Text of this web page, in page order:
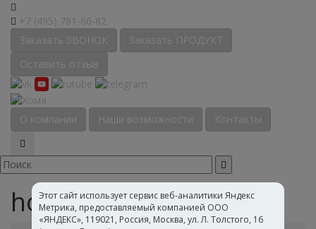
+7 (495) 781-66-82
Заказать ЗВОНОК
Заказать ПРОДУКТ
Оставить отзыв
О компании Наши возможности Контакты
homapud 102W
Этот сайт использует сервис веб-аналитики Яндекс
Метрика, предоставляемый компанией ООО
«ЯНДЕКС», 119021, Россия, Москва, ул. Л. Толстого, 16